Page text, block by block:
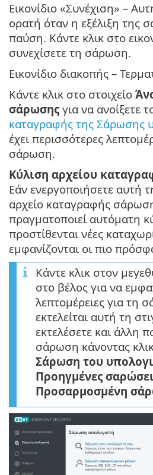
Εικονίδιο «Συνέχιση» –
ορατή όταν η εξέλιξη της
παύση. Κάντε κλικ στο
συνεχίσετε τη σάρωση.
Εικονίδιο διακοπής –
Κάντε κλικ στο στοιχείο
σάρωσης για να ανοίξετε
καταγραφής της Σάρωσης
έχει περισσότερες
σάρωση.
Κύλιση αρχείου
Εάν ενεργοποιήσετε αυτή
αρχείο καταγραφής
πραγματοποιεί αυτόματη
προστίθενται νέες
εμφανίζονται οι πιο
Κάντε κλικ στον
στο βέλος για να
λεπτομέρειες για τη
εκτελείται αυτή τη
εκτελέσετε και άλλη
σάρωση κάνοντας
Σάρωση του
Προηγμένες
Προσαρμοσμένη